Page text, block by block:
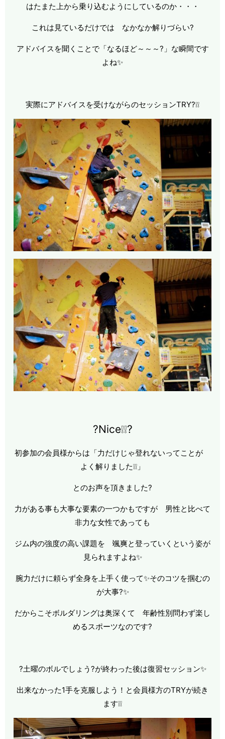
はたまた上から乗り込むようにしているのか・・・
これは見ているだけでは なかなか解りづらい?
アドバイスを聞くことで「なるほど～～～?」な瞬間です
よね✨
実際にアドバイスを受けながらのセッションTRY?❕❕
?Nice❕❕?
初参加の会員様からは「力だけじゃ登れないってことが
よく解りました❕❕」
とのお声を頂きました?
力がある事も大事な要素の一つかもですが 男性と比べて
非力な女性であっても
ジム内の強度の高い課題を 颯爽と登っていくという姿が
見られますよね✨
腕力だけに頼らず全身を上手く使って✨そのコツを掴むの
が大事?✨
だからこそボルダリングは奥深くて 年齢性別問わず楽し
めるスポーツなのです?
?土曜のボルでしょう?が終わった後は復習セッション✨
出来なかった1手を克服しよう！と会員様方のTRYが続き
ます❕❕